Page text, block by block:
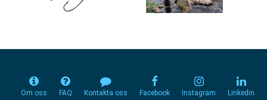
Om oss FAQ Kontakta oss Facebook Instagram Linkedin